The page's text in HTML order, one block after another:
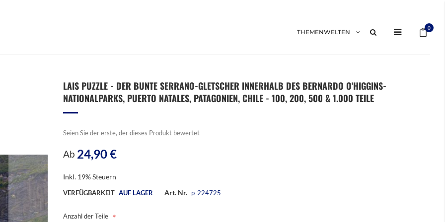
0
THEMENWELTEN
LAIS PUZZLE - DER BUNTE SERRANO-GLETSCHER INNERHALB DES BERNARDO O'HIGGINS-
NATIONALPARKS, PUERTO NATALES, PATAGONIEN, CHILE - 100, 200, 500 & 1.000 TEILE
Seien Sie der erste, der dieses Produkt bewertet
Ab 24,90 €
Inkl. 19% Steuern
VERFÜGBARKEIT AUF LAGER Art. Nr. p-224725
Anzahl der Teile